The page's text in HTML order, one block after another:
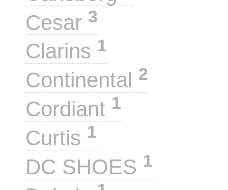
Cesar 3
Clarins 1
Continental 2
Cordiant 1
Curtis 1
DC SHOES 1